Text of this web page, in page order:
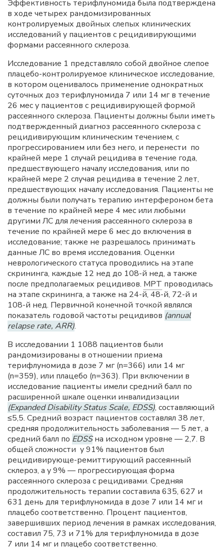
Эффективность терифлуномида была подтверждена
в ходе четырех рандомизированных
контролируемых двойных слепых клинических
исследований у пациентов с рецидивирующими
формами рассеянного склероза.
Исследование 1 представляло собой двойное слепое
плацебо-контролируемое клиническое исследование,
в котором оценивалось применение однократных
суточных доз терифлуномида 7 или 14 мг в течение
26 мес у пациентов с рецидивирующей формой
рассеянного склероза. Пациенты должны были иметь
подтвержденный диагноз рассеянного склероза с
рецидивирующим клиническим течением, с
прогрессированием или без него, и перенести по
крайней мере 1 случай рецидива в течение года,
предшествующего началу исследования, или по
крайней мере 2 случая рецидива в течение 2 лет,
предшествующих началу исследования. Пациенты не
должны были получать терапию интерфероном бета
в течение по крайней мере 4 мес или любыми
другими ЛС для лечения рассеянного склероза в
течение по крайней мере 6 мес до включения в
исследование; также не разрешалось принимать
данные ЛС во время исследования. Оценки
неврологического статуса проводились на этапе
скрининга, каждые 12 нед до 108-й нед, а также
после предполагаемых рецидивов. МРТ проводилась
на этапе скрининга, а также на 24-й, 48-й, 72-й и
108-й нед. Первичной конечной точкой являлся
показатель годовой частоты рецидивов (annual
relapse rate, ARR).
В исследовании 1 1088 пациентов были
рандомизированы в отношении приема
терифлуномида в дозе 7 мг (n=366) или 14 мг
(n=359), или плацебо (n=363). При включении в
исследование пациенты имели средний балл по
расширенной шкале оценки инвалидизации
(Expanded Disability Status Scale, EDSS), составляющий
≤5,5. Средний возраст пациентов составлял 38 лет,
средняя продолжительность заболевания — 5 лет, а
средний балл по EDSSна исходном уровне — 2,7. В
общей сложности у 91% пациентов был
рецидивирующе-ремиттирующий рассеянный
склероз, а у 9% — прогрессирующая форма
рассеянного склероза с рецидивами. Средняя
продолжительность терапии составила 635, 627 и
631 день для терифлуномида в дозе 7 или 14 мг и
плацебо соответственно. Процент пациентов,
завершивших период лечения в рамках исследования,
составил 75, 73 и 71% для терифлуномида в дозе
7 или 14 мг и плацебо соответственно.